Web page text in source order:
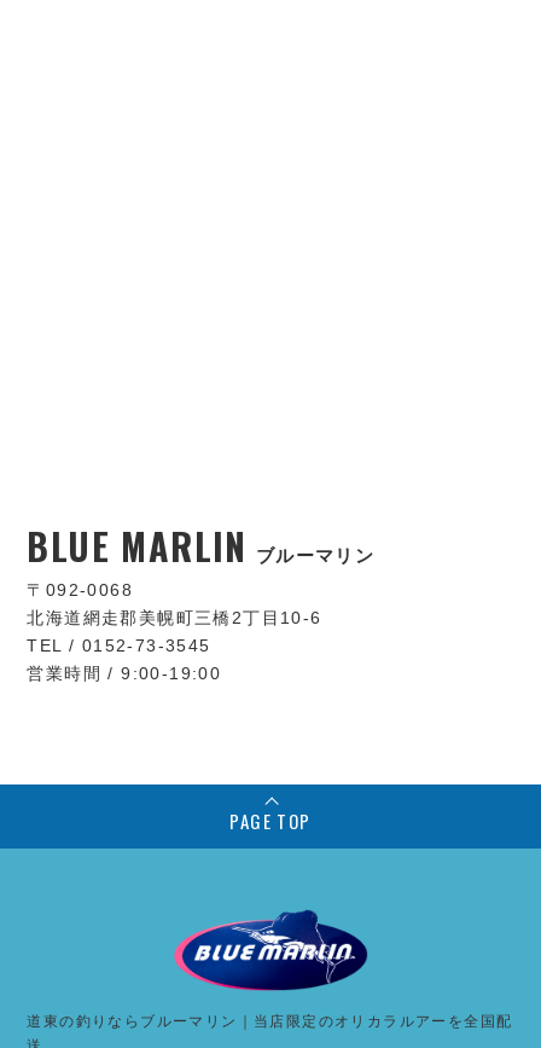
BLUE MARLIN ブルーマリン
〒092-0068
北海道網走郡美幌町三橋2丁目10-6
TEL / 0152-73-3545
営業時間 / 9:00-19:00
PAGE TOP
道東の釣りならブルーマリン｜当店限定のオリカラルアーを全国配